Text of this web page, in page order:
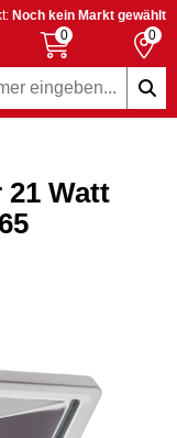
Noch kein Markt gewählt
0
0
21 Watt